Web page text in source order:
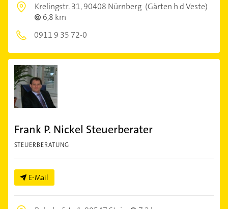
Krelingstr. 31,90408 Nürnberg (Gärten h d Veste)
6,8 km
0911 9 35 72-0
Frank P. Nickel Steuerberater
STEUERBERATUNG
E-Mail